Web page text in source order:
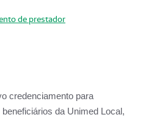
de prestador
credenciamento para
da Unimed Local,